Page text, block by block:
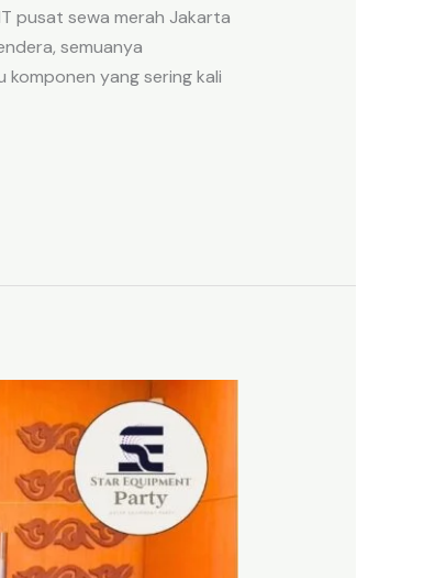
pusat sewa merah Jakarta
semuanya
komponen yang sering kali